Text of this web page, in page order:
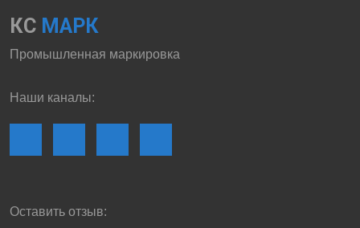
КС МАРК
Промышленная маркировка
Наши каналы:
Оставить отзыв: